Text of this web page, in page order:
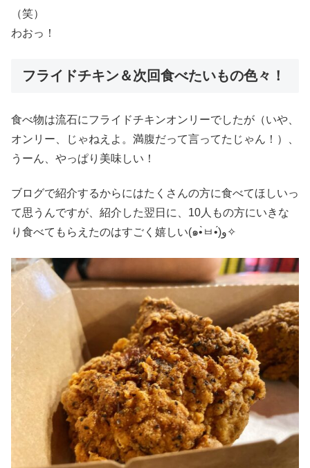
（笑）
わおっ！
フライドチキン＆次回食べたいもの色々！
食べ物は流石にフライドチキンオンリーでしたが（いや、
オンリー、じゃねえよ。満腹だって言ってたじゃん！）、
うーん、やっぱり美味しい！
ブログで紹介するからにはたくさんの方に食べてほしいっ
て思うんですが、紹介した翌日に、10人もの方にいきな
り食べてもらえたのはすごく嬉しい(๑•̀ㅂ•́)و✧